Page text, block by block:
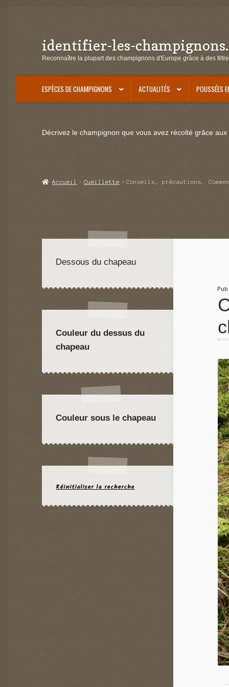
Aller
à
navigation
Aller
au
identifier-les-
Reconnaître la plupart des champignons d'Europe grâce à des
ESPÈCES DE CHAMPIGNONS ACTUALITÉS POUSSÉES
Décrivez le champignon que vous avez récolté grâce
Accueil Cueillette Conseils, précautions…
Dessous du chapeau
Couleur du dessus du
chapeau
Couleur sous le chapeau
Réinitialiser la recherche